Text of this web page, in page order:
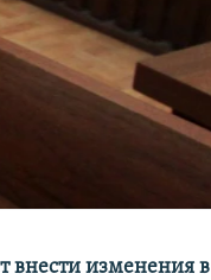
внести изменения в